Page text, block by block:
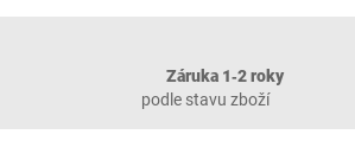
Záruka 1‐2 roky
podle stavu zboží